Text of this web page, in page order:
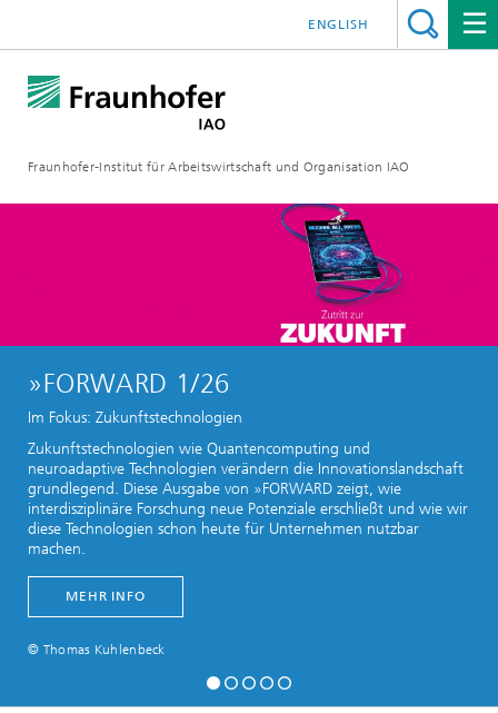
Fraunhofer-Institut für Arbeitswirtschaft und Organisation IAO
ENGLISH
»FORWARD 1/26
Im Fokus: Zukunftstechnologien
Zukunftstechnologien wie Quantencomputing und
neuroadaptive Technologien verändern die Innovationslandschaft
grundlegend. Diese Ausgabe von »FORWARD zeigt, wie
interdisziplinäre Forschung neue Potenziale erschließt und wie wir
diese Technologien schon heute für Unternehmen nutzbar
machen.
MEHR INFO
© Thomas Kuhlenbeck